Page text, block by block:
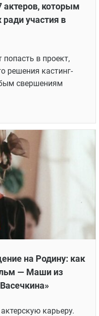
актеров, которым
участия в
в проект,
решения кастинг-
свершениям
на Родину: как
— Маши из
карьеру.